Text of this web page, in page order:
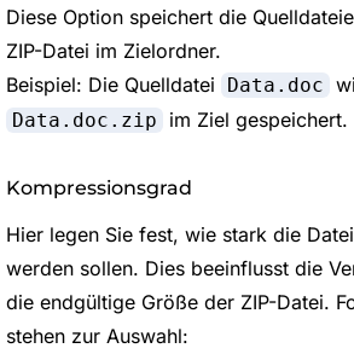
Diese Option speichert die
ZIP-Datei im Zielordner.
Beispiel: Die Quelldatei
Data.doc
Data.doc.zip im Ziel gespeichert.
Kompressionsgrad
Hier legen Sie fest, wie stark die
werden sollen. Dies beeinflusst die
die endgültige Größe der ZIP-Datei.
stehen zur Auswahl: